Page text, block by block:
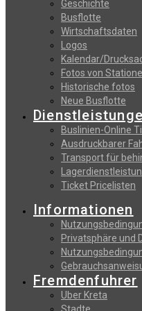
Geschichte
Busflotte
Wirtschaftsdaten
Logos
Kalendar/
Fotos von
Historische fotos
Neue Busflotte
Buslinien-Online
Αusdruckbarer
Transport für
Ticket Pricelisten
Informationen
Privatsphäre und
Fremdenfuhrer
Uber Kreta
Stadte